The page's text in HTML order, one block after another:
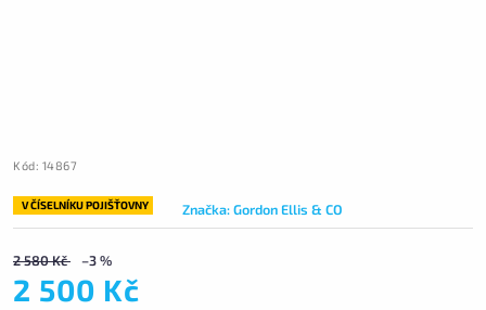
Kód: 14867
V ČÍSELNÍKU POJIŠŤOVNY Značka:Gordon Ellis & CO
2 580 Kč –3 %
2 500 Kč